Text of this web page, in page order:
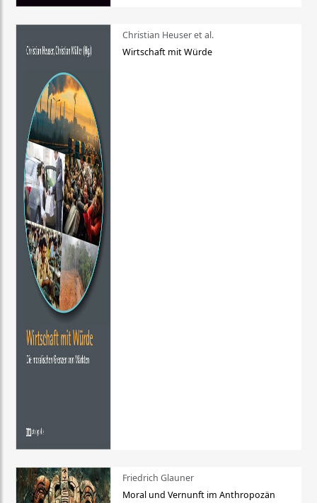
Christian Heuser et al.
Wirtschaft mit Würde
Friedrich Glauner
Moral und Vernunft im Anthropozän